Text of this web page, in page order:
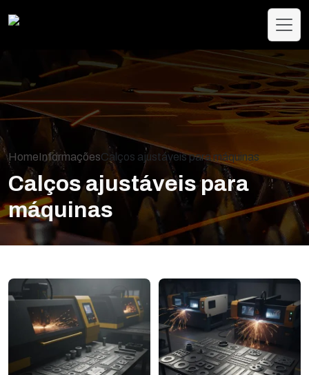
HomeInformaçõesCalços ajustáveis para máquinas
Calços ajustáveis para
máquinas